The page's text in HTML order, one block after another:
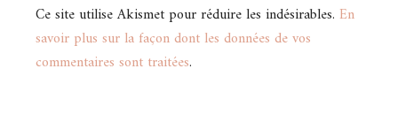
Ce site utilise Akismet pour réduire les indésirables. En
savoir plus sur la façon dont les données de vos
commentaires sont traitées.